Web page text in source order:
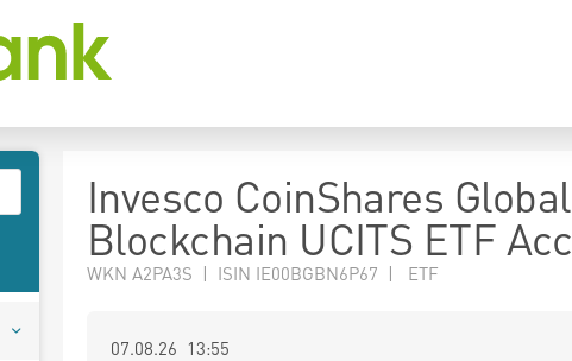
Invesco CoinShares Global
Blockchain UCITS ETF Acc
WKN A2PA3S | ISIN IE00BGBN6P67 | ETF
07.08.26 13:55